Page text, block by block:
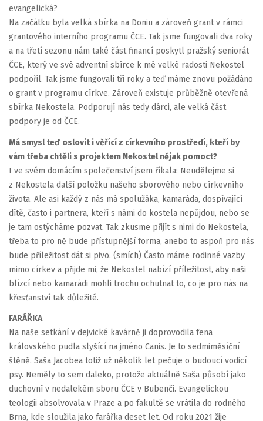
evangelická?
Na začátku byla velká sbírka na Doniu a zároveň grant v rámci
grantového interního programu ČCE. Tak jsme fungovali dva roky
a na třetí sezonu nám také část financí poskytl pražský seniorát
ČCE, který ve své adventní sbírce k mé velké radosti Nekostel
podpořil. Tak jsme fungovali tři roky a teď máme znovu požádáno
o grant v programu církve. Zároveň existuje průběžně otevřená
sbírka Nekostela. Podporují nás tedy dárci, ale velká část
podpory je od ČCE.
Má smysl teď oslovit i věřící z církevního prostředí, kteří by
vám třeba chtěli s projektem Nekostel nějak pomoct?
I ve svém domácím společenství jsem říkala: Neudělejme si
z Nekostela další položku našeho sborového nebo církevního
života. Ale asi každý z nás má spolužáka, kamaráda, dospívající
dítě, často i partnera, kteří s námi do kostela nepůjdou, nebo se
je tam ostýcháme pozvat. Tak zkusme přijít s nimi do Nekostela,
třeba to pro ně bude přístupnější forma, anebo to aspoň pro nás
bude příležitost dát si pivo. (smích) Často máme rodinné vazby
mimo církev a přijde mi, že Nekostel nabízí příležitost, aby naši
blízcí nebo kamarádi mohli trochu ochutnat to, co je pro nás na
křesťanství tak důležité.
FARÁŘKA
Na naše setkání v dejvické kavárně ji doprovodila fena
královského pudla slyšící na jméno Canis. Je to sedmiměsíční
štěně. Saša Jacobea totiž už několik let pečuje o budoucí vodicí
psy. Neměly to sem daleko, protože aktuálně Saša působí jako
duchovní v nedalekém sboru ČCE v Bubenči. Evangelickou
teologii absolvovala v Praze a po fakultě se vrátila do rodného
Brna, kde sloužila jako farářka deset let. Od roku 2021 žije